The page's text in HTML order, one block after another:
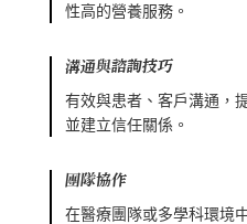
性高的營養服務。
溝通與諮詢技巧
有效與患者、客戶溝通，
並建立信任關係。
團隊協作
在醫療團隊或多學科環境